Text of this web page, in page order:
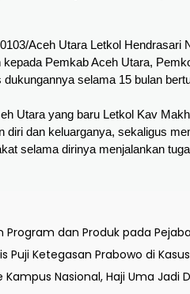
Aceh Utara Letkol Hendrasari
kepada Pemkab Aceh Utara,
selama 15 bulan
Utara yang baru Letkol Kav
diri dan keluarganya, sekaligus
selama dirinya menjalankan
Program dan Produk pada
Puji Ketegasan Prabowo di
Kampus Nasional, Haji Uma Jadi